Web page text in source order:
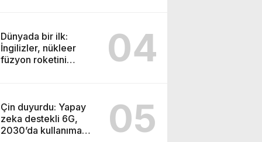
Dünyada bir ilk:
İngilizler, nükleer
füzyon roketini
04
Çin duyurdu: Yapay
zeka destekli 6G,
2030’da kullanıma
05